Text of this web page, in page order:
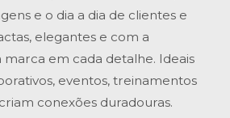
e o dia a dia de clientes e
elegantes e com a
marca em cada detalhe. Ideais
eventos, treinamentos
conexões duradouras.